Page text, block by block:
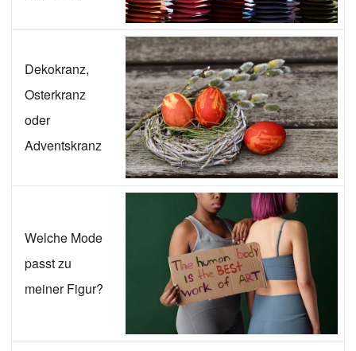
Dekokranz,
Osterkranz
oder
Adventskranz
Welche Mode
passt zu
meiner Figur?